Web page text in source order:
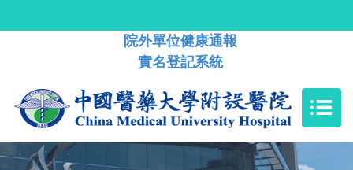
院外單位健康通報
實名登記系統